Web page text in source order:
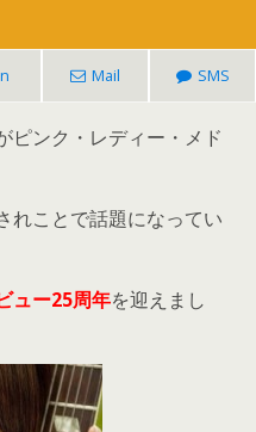
Mail SMS
ピンク・レディー・メド
れことで話題になってい
ュー25周年を迎えまし